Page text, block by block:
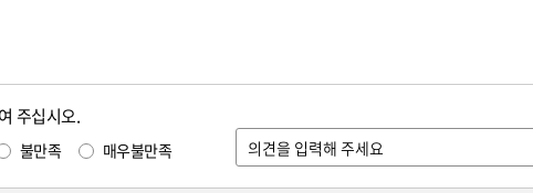
주십시오.
불만족 매우불만족